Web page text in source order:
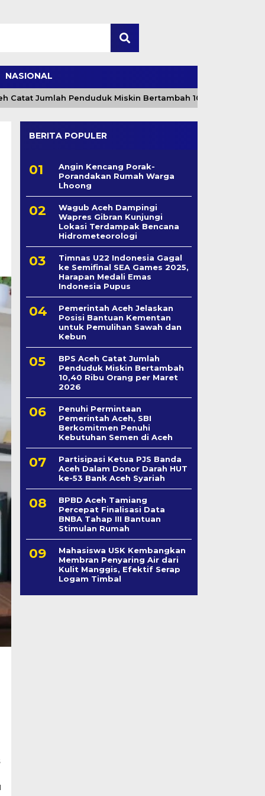
NASIONAL
Jumlah Penduduk Miskin Bertambah 10,40 Ribu Orang per
BERITA POPULER
Angin Kencang Porak-
Porandakan Rumah Warga
Lhoong
Wagub Aceh Dampingi
Wapres Gibran Kunjungi
Lokasi Terdampak Bencana
Hidrometeorologi
Timnas U22 Indonesia Gagal
ke Semifinal SEA Games 2025,
Harapan Medali Emas
Indonesia Pupus
Pemerintah Aceh Jelaskan
Posisi Bantuan Kementan
untuk Pemulihan Sawah dan
Kebun
BPS Aceh Catat Jumlah
Penduduk Miskin Bertambah
10,40 Ribu Orang per Maret
2026
Penuhi Permintaan
Pemerintah Aceh, SBI
Berkomitmen Penuhi
Kebutuhan Semen di Aceh
Partisipasi Ketua PJS Banda
Aceh Dalam Donor Darah HUT
ke-53 Bank Aceh Syariah
BPBD Aceh Tamiang
Percepat Finalisasi Data
BNBA Tahap III Bantuan
Stimulan Rumah
Mahasiswa USK Kembangkan
Membran Penyaring Air dari
Kulit Manggis, Efektif Serap
Logam Timbal